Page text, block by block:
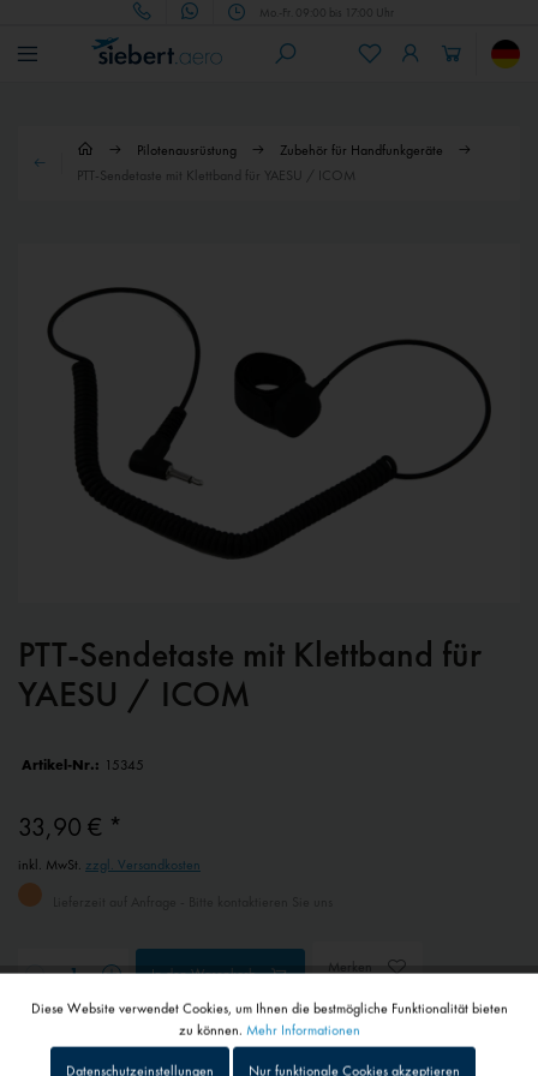
Mo.-Fr. 09:00 bis 17:00 Uhr
Pilotenausrüstung
Zubehör für Handfunkgeräte
PTT-Sendetaste mit Klettband für YAESU / ICOM
PTT-Sendetaste mit Klettband für
YAESU / ICOM
Artikel-Nr.: 15345
33,90 € *
inkl. MwSt. zzgl. Versandkosten
In denWarenkorb Merken
Schneller Versand
Diese Website verwendet Cookies, um Ihnen die bestmögliche Funktionalität bieten
zu können. Mehr Informationen
Datenschutzeinstellungen Nur funktionale Cookies akzeptieren